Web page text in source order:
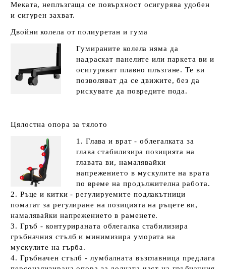
Меката, неплъзгаща се повърхност осигурява удобен
и сигурен захват.
Двойни колела от полиуретан и гума
Гумираните колела няма да
надраскат панелите или паркета ви и
осигуряват плавно плъзгане. Те ви
позволяват да се движите, без да
рискувате да повредите пода.
Цялостна опора за тялото
1. Глава и врат - облегалката за
глава стабилизира позицията на
главата ви, намалявайки
напрежението в мускулите на врата
по време на продължителна работа.
2. Ръце и китки - регулируемите подлакътници
помагат за регулиране на позицията на ръцете ви,
намалявайки напрежението в раменете.
3. Гръб- контурираната облегалка стабилизира
гръбначния стълб и минимизира умората на
мускулите на гърба.
4. Гръбначен стълб - лумбалната възглавница предлага